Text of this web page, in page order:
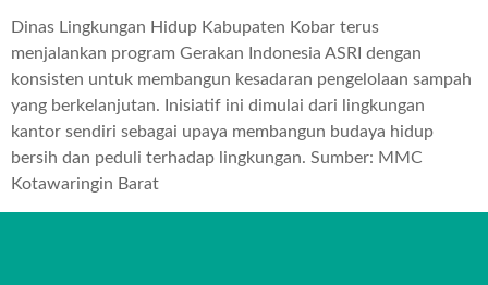
Dinas Lingkungan Hidup Kabupaten Kobar terus
menjalankan program Gerakan Indonesia ASRI dengan
konsisten untuk membangun kesadaran pengelolaan sampah
yang berkelanjutan. Inisiatif ini dimulai dari lingkungan
kantor sendiri sebagai upaya membangun budaya hidup
bersih dan peduli terhadap lingkungan. Sumber: MMC
Kotawaringin Barat